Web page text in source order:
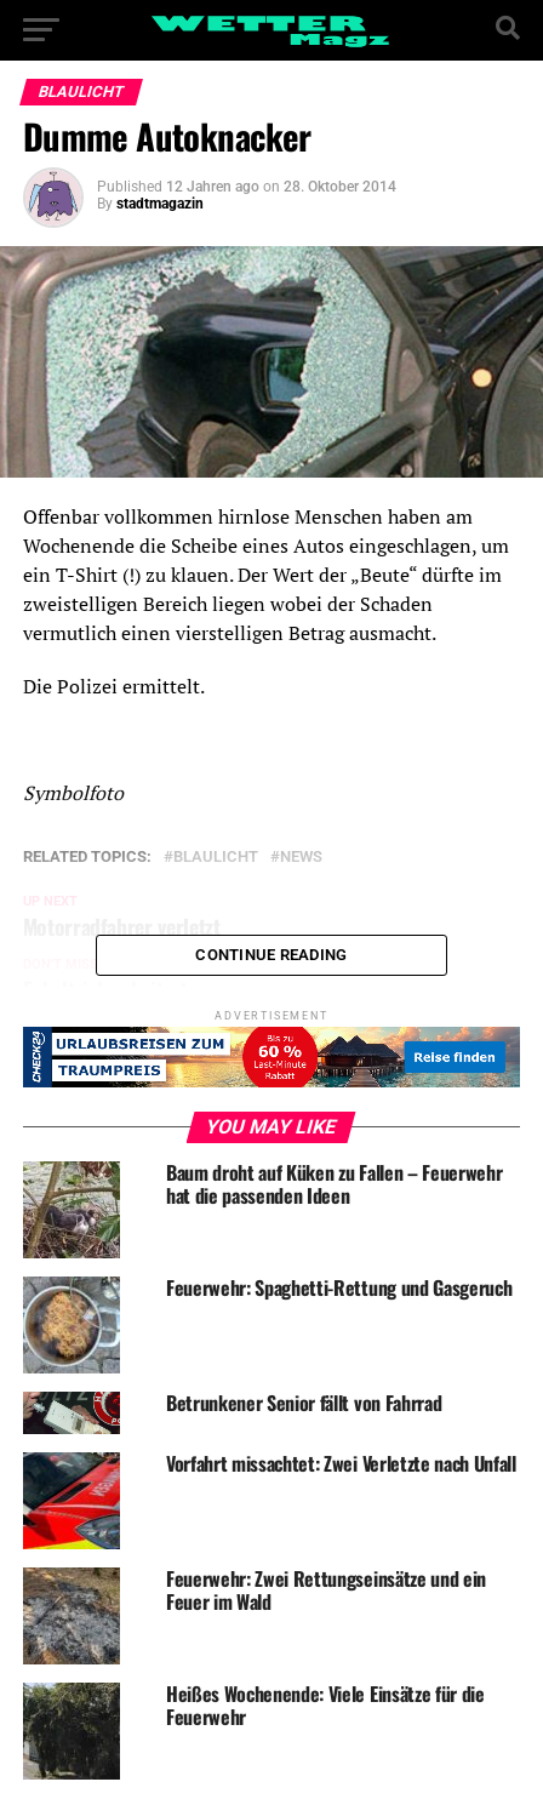
BLAULICHT
Dumme Autoknacker
Published 12 Jahren ago on 28. Oktober 2014
By stadtmagazin
Offenbar vollkommen hirnlose Menschen haben am
Wochenende die Scheibe eines Autos eingeschlagen, um
ein T-Shirt (!) zu klauen. Der Wert der „Beute“ dürfte im
zweistelligen Bereich liegen wobei der Schaden
vermutlich einen vierstelligen Betrag ausmacht.
Die Polizei ermittelt.
Symbolfoto
RELATED TOPICS: BLAULICHT NEWS
UP NEXT
CONTINUE READING
ADVERTISEMENT
YOU MAY LIKE
Baum droht auf Küken zu Fallen – Feuerwehr
hat die passenden Ideen
Feuerwehr: Spaghetti-Rettung und Gasgeruch
Betrunkener Senior fällt von Fahrrad
Vorfahrt missachtet: Zwei Verletzte nach Unfall
Feuerwehr: Zwei Rettungseinsätze und ein
Feuer im Wald
Heißes Wochenende: Viele Einsätze für die
Feuerwehr